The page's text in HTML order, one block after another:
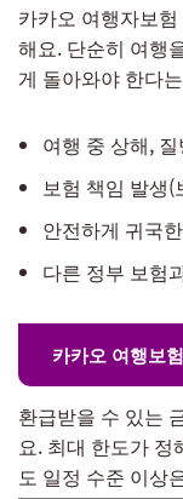
카카오 여행자보
해요. 단순히 여행
게 돌아와야 한다
여행 중 상해,
보험 책임 발생
안전하게 귀국
다른 정부 보험
카카오 여행보
환급받을 수 있는
요. 최대 한도가
도 일정 수준 이상